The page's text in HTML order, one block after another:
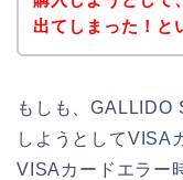
出てしまった！と
もしも、GALLIDO
しようとしてVISA
VISAカードエラー